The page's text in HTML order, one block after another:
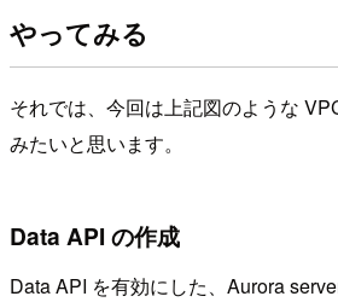
やってみる
それでは、今回は上記図のような
みたいと思います。
Data API の作成
Data API を有効にした、Aurora